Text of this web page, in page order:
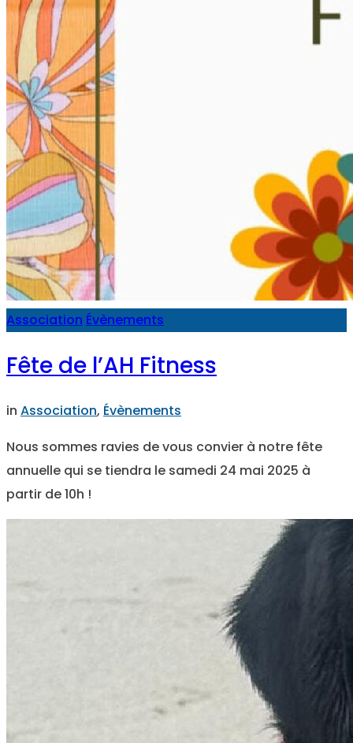
Association Évènements
Fête de l’AH Fitness
in Association, Évènements
Nous sommes ravies de vous convier à notre fête
annuelle qui se tiendra le samedi 24 mai 2025 à
partir de 10h !